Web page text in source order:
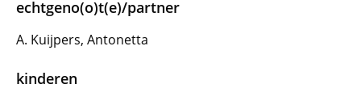
echtgeno(o)t(e)/partner
A. Kuijpers, Antonetta
kinderen